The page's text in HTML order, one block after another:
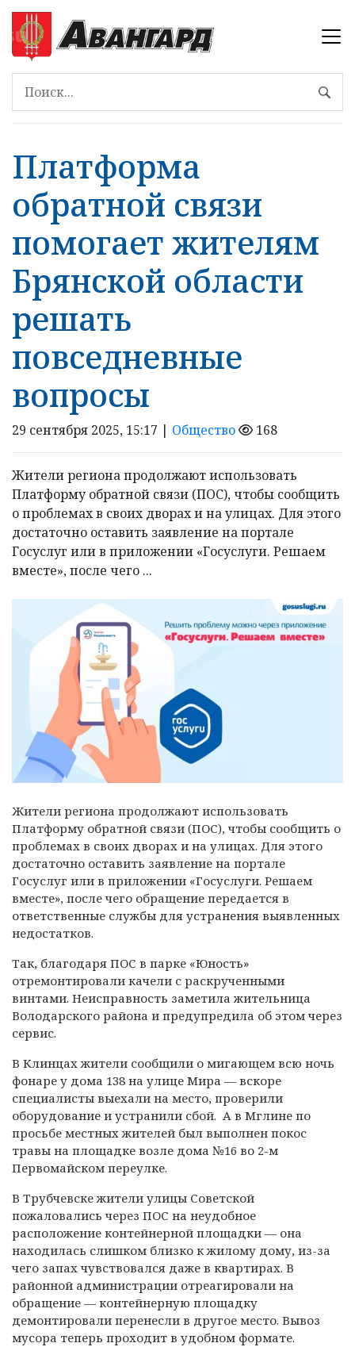
Платформа
обратной связи
помогает жителям
Брянской области
решать
повседневные
вопросы
29 сентября 2025, 15:17 | Общество 168
Жители региона продолжают использовать
Платформу обратной связи (ПОС), чтобы сообщить
о проблемах в своих дворах и на улицах. Для этого
достаточно оставить заявление на портале
Госуслуг или в приложении «Госуслуги. Решаем
вместе», после чего ...
Жители региона продолжают использовать
Платформу обратной связи (ПОС), чтобы сообщить о
проблемах в своих дворах и на улицах. Для этого
достаточно оставить заявление на портале
Госуслуг или в приложении «Госуслуги. Решаем
вместе», после чего обращение передается в
ответственные службы для устранения выявленных
недостатков.
Так, благодаря ПОС в парке «Юность»
отремонтировали качели с раскрученными
винтами. Неисправность заметила жительница
Володарского района и предупредила об этом через
сервис.
В Клинцах жители сообщили о мигающем всю ночь
фонаре у дома 138 на улице Мира — вскоре
специалисты выехали на место, проверили
оборудование и устранили сбой. А в Мглине по
просьбе местных жителей был выполнен покос
травы на площадке возле дома №16 во 2-м
Первомайском переулке.
В Трубчевске жители улицы Советской
пожаловались через ПОС на неудобное
расположение контейнерной площадки — она
находилась слишком близко к жилому дому, из-за
чего запах чувствовался даже в квартирах. В
районной администрации отреагировали на
обращение — контейнерную площадку
демонтировали перенесли в другое место. Вывоз
мусора теперь проходит в удобном формате.